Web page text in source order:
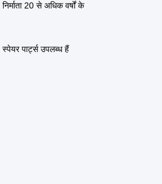
निर्माता 20 से अधिक वर्षों के
स्पेयर पार्ट्स उपलब्ध हैं